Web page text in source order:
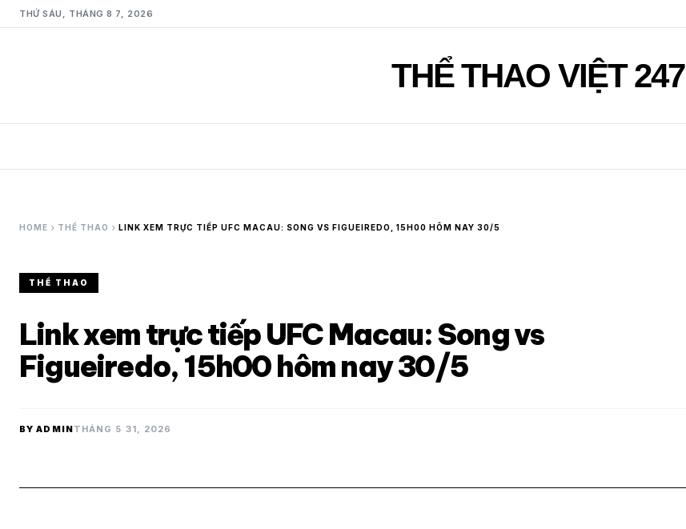
THỨ SÁU, THÁNG 8 7, 2026
THỂ THAO VIỆT 247
HOME chevron_right THỂ THAO chevron_right LINK XEM TRỰC TIẾP UFC MACAU: SONG VS FIGUEIREDO, 15H00 HÔM NAY 30/5
THỂ THAO
Link xem trực tiếp UFC Macau: Song vs
Figueiredo, 15h00 hôm nay 30/5
BY ADMINTHÁNG 5 31, 2026